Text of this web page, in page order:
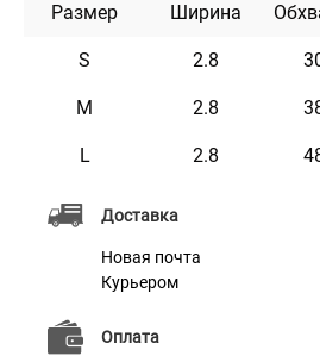
Доставка
Новая почта
Курьером
Оплата
поводок, давление ошейника
продуманная конструкция
владельцу с легкостью
практичен и неприхотлив в
расцветках.
Размер Ширина
S 2.8
M 2.8
L 2.8